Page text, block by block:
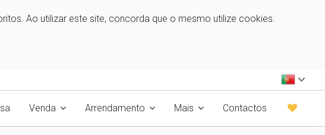
Ao utilizar este site, concorda que o mesmo utilize cookies.
Venda Arrendamento Mais Contactos